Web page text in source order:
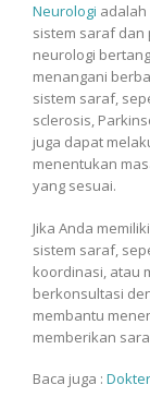
Neurologi
sistem saraf dan
neurologi
menangani
sistem saraf,
sclerosis,
juga dapat
menentukan
yang sesuai.
Jika Anda
sistem saraf,
koordinasi, atau
berkonsultasi
membantu
memberikan
Baca juga :